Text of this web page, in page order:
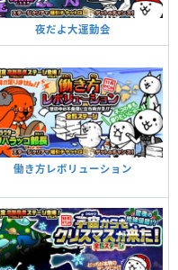
夜だよ大運動会
働き方レボリューション